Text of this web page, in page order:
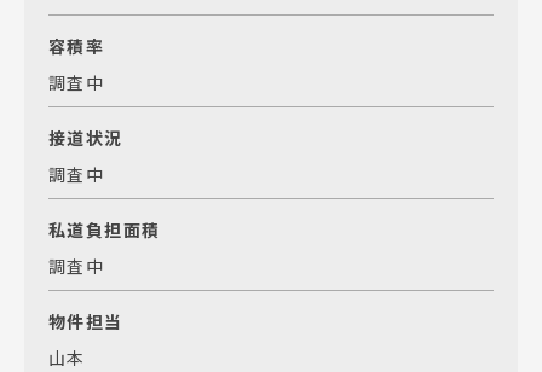
容積率
調査中
接道状況
調査中
私道負担面積
調査中
物件担当
山本